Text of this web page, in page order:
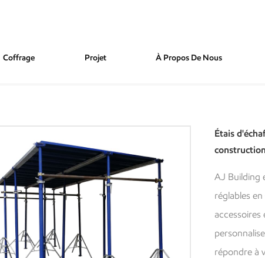
Coffrage Projet À Propos De Nous
Étais
AJ Building
réglables
accessoires
répondre à